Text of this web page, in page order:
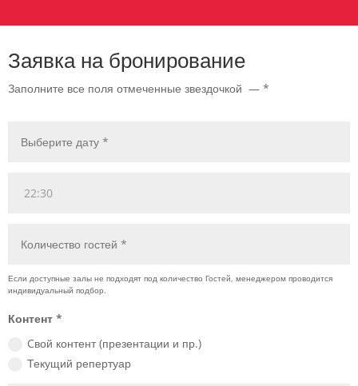
Заявка на бронирование
Заполните все поля отмеченные звездочкой — *
Контент *
Cвой контент (презентации и пр.)
Текущий репертуар